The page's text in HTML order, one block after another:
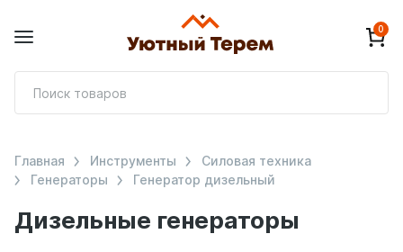
0
Дизельные генераторы
Главная Инструменты
Силовая техника
Генераторы
Генератор дизельный